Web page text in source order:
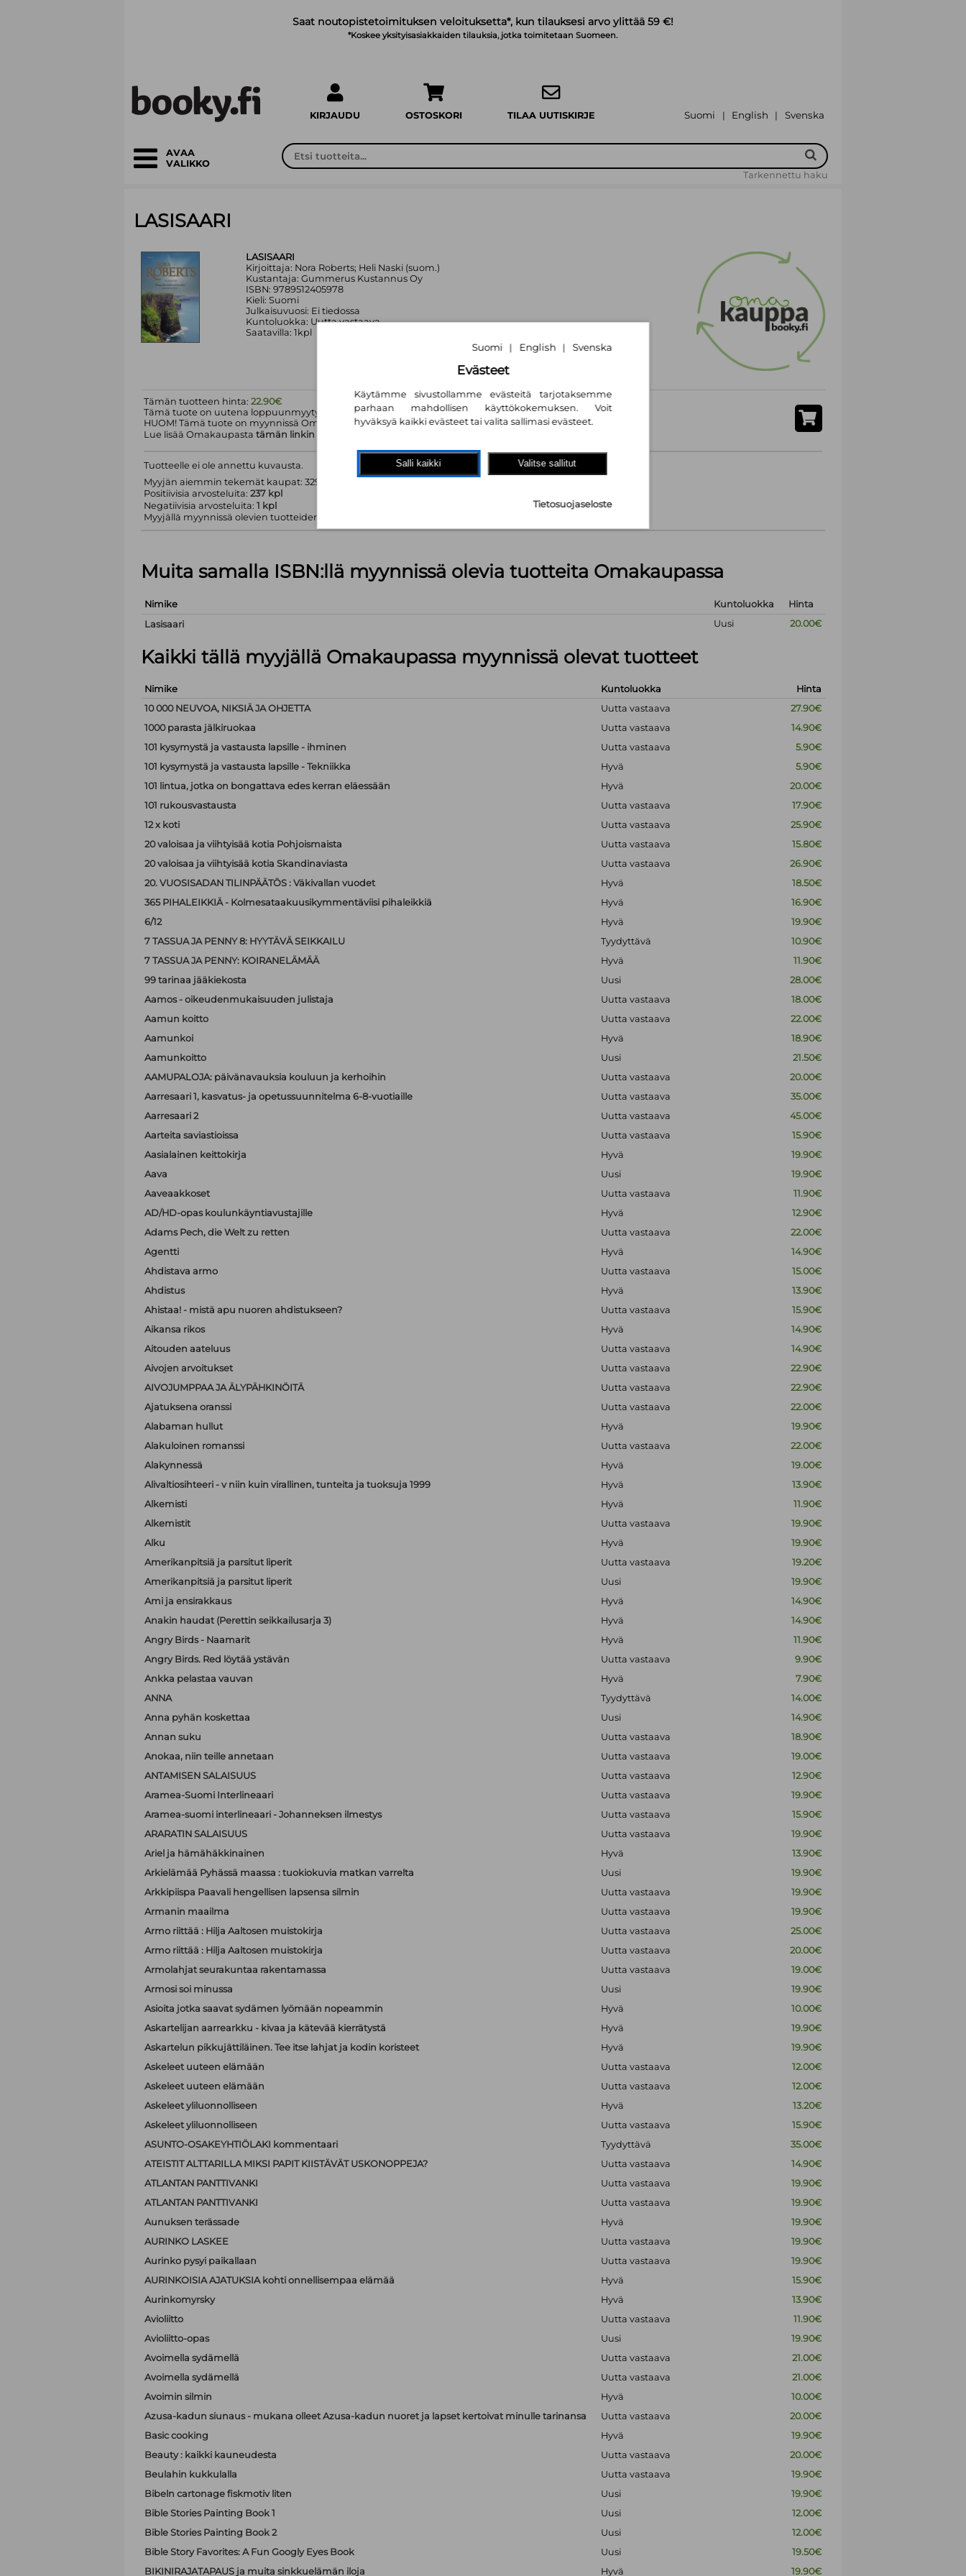
Saat noutopistetoimituksen veloituksetta*, kun tilauksesi arvo ylittää 59 €!
*Koskee yksityisasiakkaiden tilauksia, jotka toimitetaan Suomeen.
KIRJAUDU OSTOSKORI TILAA UUTISKIRJE Suomi | English | Svenska
AVAA
VALIKKO
Tarkennettu haku
LASISAARI
LASISAARI
Kirjoittaja: Nora Roberts; Heli Naski (suom.)
Kustantaja: Gummerus Kustannus Oy
ISBN: 9789512405978
Kieli: Suomi
Julkaisuvuosi: Ei tiedossa
Kuntoluokka: Uutta vastaava
Saatavilla: 1kpl
Tämän tuotteen hinta: 22.90€
Tämä tuote on uutena loppuunmyyty.
HUOM! Tämä tuote on myynnissä Omakaupassa
Lue lisää Omakaupasta tämän linkin
Tuotteelle ei ole annettu kuvausta.
Myyjän aiemmin tekemät kaupat: 329 kpl
Positiivisia arvosteluita: 237 kpl
Negatiivisia arvosteluita: 1 kpl
Myyjällä myynnissä olevien tuotteiden määrä (kts. alla): 1499 kpl
Muita samalla ISBN:llä myynnissä olevia tuotteita Omakaupassa
Nimike Kuntoluokka
Hinta
Lasisaari
Uusi 20.00€
Kaikki tällä myyjällä Omakaupassa myynnissä olevat tuotteet
Nimike Kuntoluokka
Hinta
10 000 NEUVOA, NIKSIÄ JA OHJETTA
Uutta vastaava
27.90€
1000 parasta jälkiruokaa
Uutta vastaava
14.90€
101 kysymystä ja vastausta lapsille - ihminen
Uutta vastaava
5.90€
101 kysymystä ja vastausta lapsille - Tekniikka
Hyvä
5.90€
101 lintua, jotka on bongattava edes kerran eläessään
Hyvä
20.00€
101 rukousvastausta
Uutta vastaava
17.90€
12 x koti
Uutta vastaava
25.90€
20 valoisaa ja viihtyisää kotia Pohjoismaista
Uutta vastaava
15.80€
20 valoisaa ja viihtyisää kotia Skandinaviasta
Uutta vastaava
26.90€
20. VUOSISADAN TILINPÄÄTÖS : Väkivallan vuodet
Hyvä
18.50€
365 PIHALEIKKIÄ - Kolmesataakuusikymmentäviisi pihaleikkiä
Hyvä
16.90€
6/12
Hyvä
19.90€
7 TASSUA JA PENNY 8: HYYTÄVÄ SEIKKAILU
Tyydyttävä
10.90€
7 TASSUA JA PENNY: KOIRANELÄMÄÄ
Hyvä
11.90€
99 tarinaa jääkiekosta
Uusi
28.00€
Aamos - oikeudenmukaisuuden julistaja
Uutta vastaava
18.00€
Aamun koitto
Uutta vastaava
22.00€
Aamunkoi
Hyvä
18.90€
Aamunkoitto
Uusi
21.50€
AAMUPALOJA: päivänavauksia kouluun ja kerhoihin
Uutta vastaava
20.00€
Aarresaari 1, kasvatus- ja opetussuunnitelma 6-8-vuotiaille
Uutta vastaava
35.00€
Aarresaari 2
Uutta vastaava
45.00€
Aarteita saviastioissa
Uutta vastaava
15.90€
Aasialainen keittokirja
Hyvä
19.90€
Aava
Uusi
19.90€
Aaveaakkoset
Uutta vastaava
11.90€
AD/HD-opas koulunkäyntiavustajille
Hyvä
12.90€
Adams Pech, die Welt zu retten
Uutta vastaava
22.00€
Agentti
Hyvä
14.90€
Ahdistava armo
Uutta vastaava
15.00€
Ahdistus
Hyvä
13.90€
Ahistaa! - mistä apu nuoren ahdistukseen?
Uutta vastaava
15.90€
Aikansa rikos
Hyvä
14.90€
Aitouden aateluus
Uutta vastaava
14.90€
Aivojen arvoitukset
Uutta vastaava
22.90€
AIVOJUMPPAA JA ÄLYPÄHKINÖITÄ
Uutta vastaava
22.90€
Ajatuksena oranssi
Uutta vastaava
22.00€
Alabaman hullut
Hyvä
19.90€
Alakuloinen romanssi
Uutta vastaava
22.00€
Alakynnessä
Hyvä
19.00€
Alivaltiosihteeri - v niin kuin virallinen, tunteita ja tuoksuja 1999
Hyvä
13.90€
Alkemisti
Hyvä
11.90€
Alkemistit
Uutta vastaava
19.90€
Alku
Hyvä
19.90€
Amerikanpitsiä ja parsitut liperit
Uutta vastaava
19.20€
Amerikanpitsiä ja parsitut liperit
Uusi
19.90€
Ami ja ensirakkaus
Hyvä
14.90€
Anakin haudat (Perettin seikkailusarja 3)
Hyvä
14.90€
Angry Birds - Naamarit
Hyvä
11.90€
Angry Birds. Red löytää ystävän
Uutta vastaava
9.90€
Ankka pelastaa vauvan
Hyvä
7.90€
ANNA
Tyydyttävä
14.00€
Anna pyhän koskettaa
Uusi
14.90€
Annan suku
Uutta vastaava
18.90€
Anokaa, niin teille annetaan
Uutta vastaava
19.00€
ANTAMISEN SALAISUUS
Uutta vastaava
12.90€
Aramea-Suomi Interlineaari
Uutta vastaava
19.90€
Aramea-suomi interlineaari - Johanneksen ilmestys
Uutta vastaava
15.90€
ARARATIN SALAISUUS
Uutta vastaava
19.90€
Ariel ja hämähäkkinainen
Hyvä
13.90€
Arkielämää Pyhässä maassa : tuokiokuvia matkan varrelta
Uusi
19.90€
Arkkipiispa Paavali hengellisen lapsensa silmin
Uutta vastaava
19.90€
Armanin maailma
Uutta vastaava
19.90€
Armo riittää : Hilja Aaltosen muistokirja
Uutta vastaava
25.00€
Armo riittää : Hilja Aaltosen muistokirja
Uutta vastaava
20.00€
Armolahjat seurakuntaa rakentamassa
Uutta vastaava
19.00€
Armosi soi minussa
Uusi
19.90€
Asioita jotka saavat sydämen lyömään nopeammin
Hyvä
10.00€
Askartelijan aarrearkku - kivaa ja kätevää kierrätystä
Hyvä
19.90€
Askartelun pikkujättiläinen. Tee itse lahjat ja kodin koristeet
Hyvä
19.90€
Askeleet uuteen elämään
Uutta vastaava
12.00€
Askeleet uuteen elämään
Uutta vastaava
12.00€
Askeleet yliluonnolliseen
Hyvä
13.20€
Askeleet yliluonnolliseen
Uutta vastaava
15.90€
ASUNTO-OSAKEYHTIÖLAKI kommentaari
Tyydyttävä
35.00€
ATEISTIT ALTTARILLA MIKSI PAPIT KIISTÄVÄT USKONOPPEJA?
Uutta vastaava
14.90€
ATLANTAN PANTTIVANKI
Uutta vastaava
19.90€
ATLANTAN PANTTIVANKI
Uutta vastaava
19.90€
Aunuksen terässade
Hyvä
19.90€
AURINKO LASKEE
Uutta vastaava
19.90€
Aurinko pysyi paikallaan
Uutta vastaava
19.90€
AURINKOISIA AJATUKSIA kohti onnellisempaa elämää
Hyvä
15.90€
Aurinkomyrsky
Hyvä
13.90€
Avioliitto
Uutta vastaava
11.90€
Avioliitto-opas
Uusi
19.90€
Avoimella sydämellä
Uutta vastaava
21.00€
Avoimella sydämellä
Uutta vastaava
21.00€
Avoimin silmin
Hyvä
10.00€
Azusa-kadun siunaus - mukana olleet Azusa-kadun nuoret ja lapset kertoivat minulle tarinansa
Uutta vastaava
20.00€
Basic cooking
Hyvä
19.90€
Beauty : kaikki kauneudesta
Uutta vastaava
20.00€
Beulahin kukkulalla
Uutta vastaava
19.90€
Bibeln cartonage fiskmotiv liten
Uusi
19.90€
Bible Stories Painting Book 1
Uusi
12.00€
Bible Stories Painting Book 2
Uusi
12.00€
Bible Story Favorites: A Fun Googly Eyes Book
Uusi
19.50€
BIKINIRAJATAPAUS ja muita sinkkuelämän iloja
Hyvä 19.90€
Suomi | English | Svenska
Evästeet
Käytämme sivustollamme evästeitä tarjotaksemme
parhaan mahdollisen käyttökokemuksen. Voit
hyväksyä kaikki evästeet tai valita sallimasi evästeet.
Salli kaikki Valitse sallitut
Tietosuojaseloste